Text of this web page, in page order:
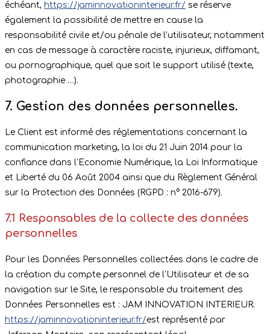
échéant, https://jaminnovationinterieur.fr/ se réserve
également la possibilité de mettre en cause la
responsabilité civile et/ou pénale de l’utilisateur, notamment
en cas de message à caractère raciste, injurieux, diffamant,
ou pornographique, quel que soit le support utilisé (texte,
photographie …).
7. Gestion des données personnelles.
Le Client est informé des réglementations concernant la
communication marketing, la loi du 21 Juin 2014 pour la
confiance dans l’Economie Numérique, la Loi Informatique
et Liberté du 06 Août 2004 ainsi que du Règlement Général
sur la Protection des Données (RGPD : n° 2016-679).
7.1 Responsables de la collecte des données
personnelles
Pour les Données Personnelles collectées dans le cadre de
la création du compte personnel de l’Utilisateur et de sa
navigation sur le Site, le responsable du traitement des
Données Personnelles est : JAM INNOVATION INTERIEUR.
https://jaminnovationinterieur.fr/est représenté par